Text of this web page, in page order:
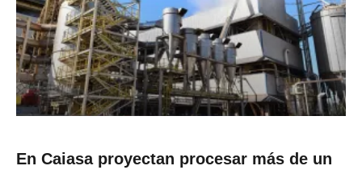
En Caiasa proyectan procesar más de un